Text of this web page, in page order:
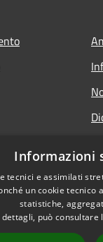
Informazioni
tecnici e assimilati
un cookie
statistiche,
può consultare